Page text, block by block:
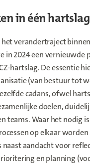
in één hartslag
verandertraject
in 2024 een vernieuwde
hartslag. De essentie
(van bestuur tot
cadans, ofwel
doelen,
teams. Waar het nodig
op elkaar
aandacht voor
en planning